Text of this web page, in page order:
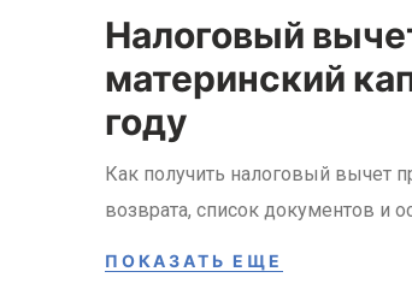
Налоговый
материнский
году
Как получить налоговый вычет
возврата, список документов и
ПОКАЗАТЬ ЕЩЕ